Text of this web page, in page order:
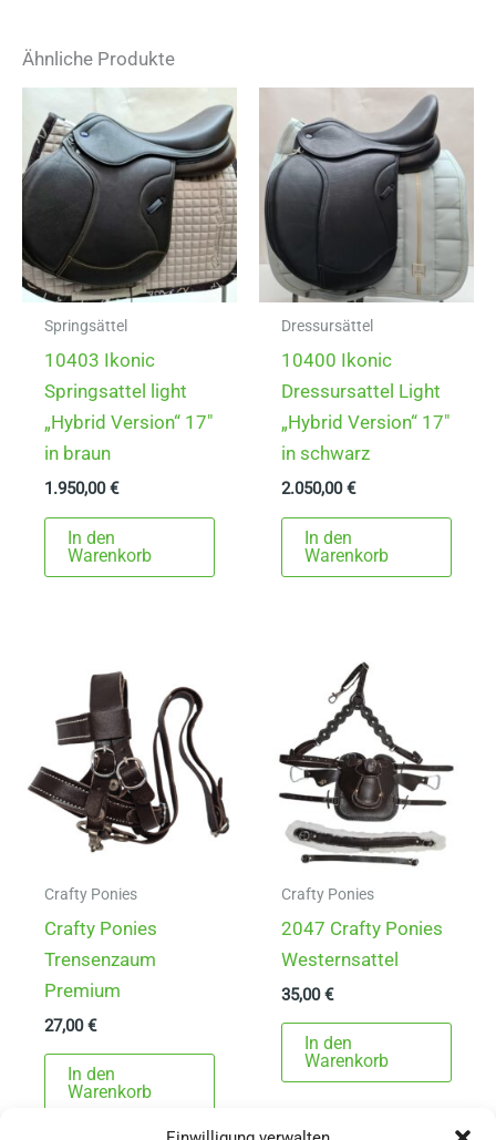
Ähnliche Produkte
Springsättel
10403 Ikonic
Springsattel light
„Hybrid Version“ 17″
in braun
1.950,00€
In den
Warenkorb
Dressursättel
10400 Ikonic
Dressursattel Light
„Hybrid Version“ 17″
in schwarz
2.050,00€
In den
Warenkorb
Crafty Ponies
Crafty Ponies
Trensenzaum
Premium
27,00€
In den
Warenkorb
Crafty Ponies
2047 Crafty Ponies
Westernsattel
35,00€
In den
Warenkorb